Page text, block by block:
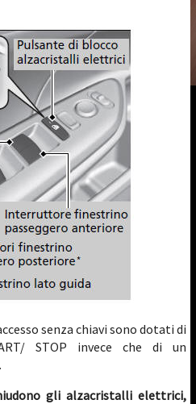
senza chiavi sono dotati di
STOP invece che di un
gli alzacristalli elettrici,